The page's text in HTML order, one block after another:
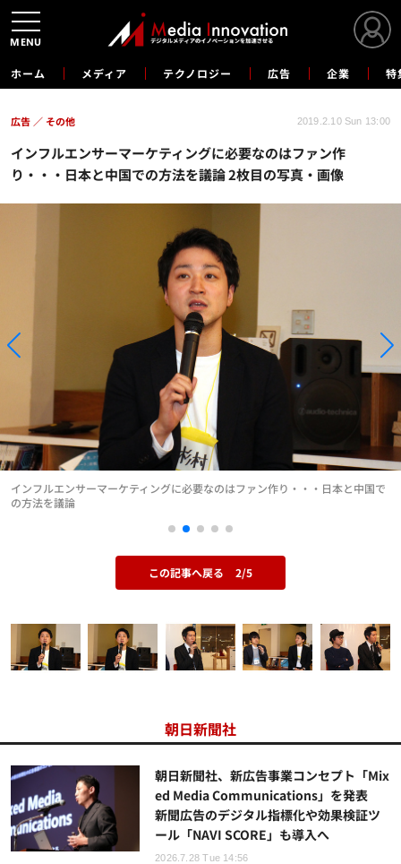
ホーム メディア テクノロジー 広告 企業 特
インフルエンサーマーケティングに必要なのはファン作
り・・・日本と中国での方法を議論 2枚目の写真・画像
広告 その他 2019.2.10 Sun 13:00
インフルエンサーマーケティングに必要なのはファン作り・・・日本と中国で
の方法を議論
この記事へ戻る 2/5
朝日新聞社
朝日新聞社、新広告事業コンセプト「Mix
ed Media Communications」を発表
新聞広告のデジタル指標化や効果検証ツ
ール「NAVI SCORE」も導入へ
2026.7.28 Tue 14:56
MENU